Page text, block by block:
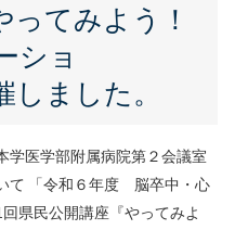
ってみよう！
ショ
ました。
学医学部附属病院第２会議室
て 「令和６年度 脳卒中・心
県民公開講座『やってみよ